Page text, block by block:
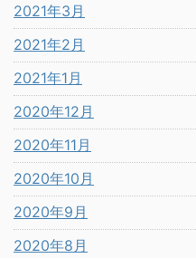
2021年3月
2021年2月
2021年1月
2020年12月
2020年11月
2020年10月
2020年9月
2020年8月